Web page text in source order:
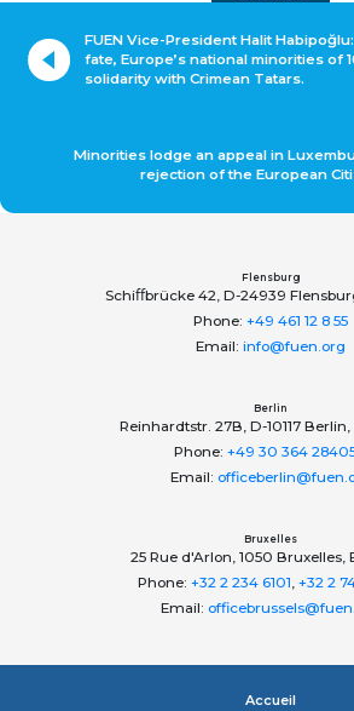
FUEN Vice-President Halit
fate, Europe’s national minorities of
solidarity with Crimean Tatars.
Minorities lodge an appeal in
rejection of the European
Flensburg
Schiﬀbrücke 42, D-24939
Phone: +49 461 12 8 55
Email: info@fuen.org
Berlin
Reinhardtstr. 27B, D-10117
Phone: +49 30 364
Email:
Bruxelles
25 Rue d'Arlon, 1050 Bruxelles,
Phone: +32 2 234 6101 +32 2
Email:
Accueil